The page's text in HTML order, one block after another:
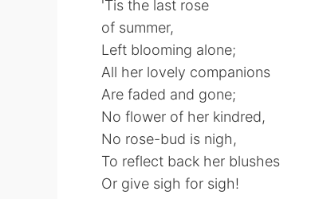
'Tis the last rose
of summer,
Left blooming alone;
All her lovely companions
Are faded and gone;
No flower of her kindred,
No rose-bud is nigh,
To reflect back her blushes
Or give sigh for sigh!